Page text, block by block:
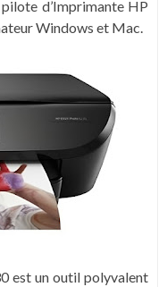
d’Imprimante HP
Windows et Mac.
est un outil polyvalent